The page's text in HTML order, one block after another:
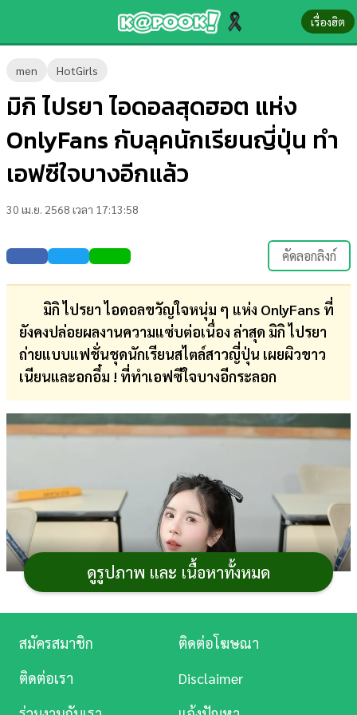
เรื่องฮิต
men HotGirls
มิกิ ไปรยา ไอดอลสุดฮอต แห่ง
OnlyFans กับลุคนักเรียนญี่ปุ่น ทำ
เอฟซีใจบางอีกแล้ว
30 เม.ย. 2568 เวลา 17:13:58
คัดลอกลิงก์
มิกิ ไปรยา ไอดอลขวัญใจหนุ่ม ๆ แห่ง OnlyFans ที่
ยังคงปล่อยผลงานความแซ่บต่อเนื่อง ล่าสุด มิกิ ไปรยา
ถ่ายแบบแฟชั่นชุดนักเรียนสไตล์สาวญี่ปุ่น เผยผิวขาว
เนียนและอกอึ๋ม ! ที่ทำเอฟซีใจบางอีกระลอก
ดูรูปภาพ และ เนื้อหาทั้งหมด
ข่าว-
ความ
รู้
ข่าว
บันเทิง
ตรวจ
หวย
บอล
สด
การ
การ
บันเทิง
ดู
หนัง
สมัครสมาชิก
ติดต่อโฆษณา
ติดต่อเรา
Disclaimer